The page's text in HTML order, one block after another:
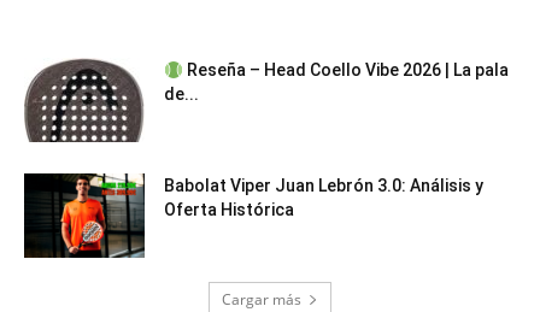
Reseña – Head Coello Vibe 2026 | La pala
de...
Babolat Viper Juan Lebrón 3.0: Análisis y
Oferta Histórica
Cargar más